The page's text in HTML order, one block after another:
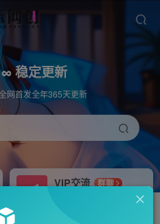
稳定更新
网首发全年365天更新
VIP交流
群聊
研究探讨更多创业项目路子。